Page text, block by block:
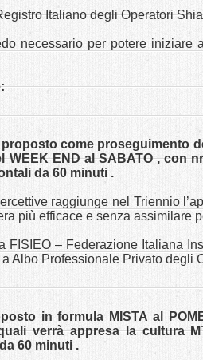
Italiano degli Operatori
necessario per potere iniziare
come proseguimento
WEEK END al SABATO , con
da 60 minuti .
raggiunge nel Triennio
più efficace e senza assimilare
FISIEO – Federazione Italiana
Albo Professionale Privato degli
in formula MISTA al
verrà appresa la cultura
60 minuti .